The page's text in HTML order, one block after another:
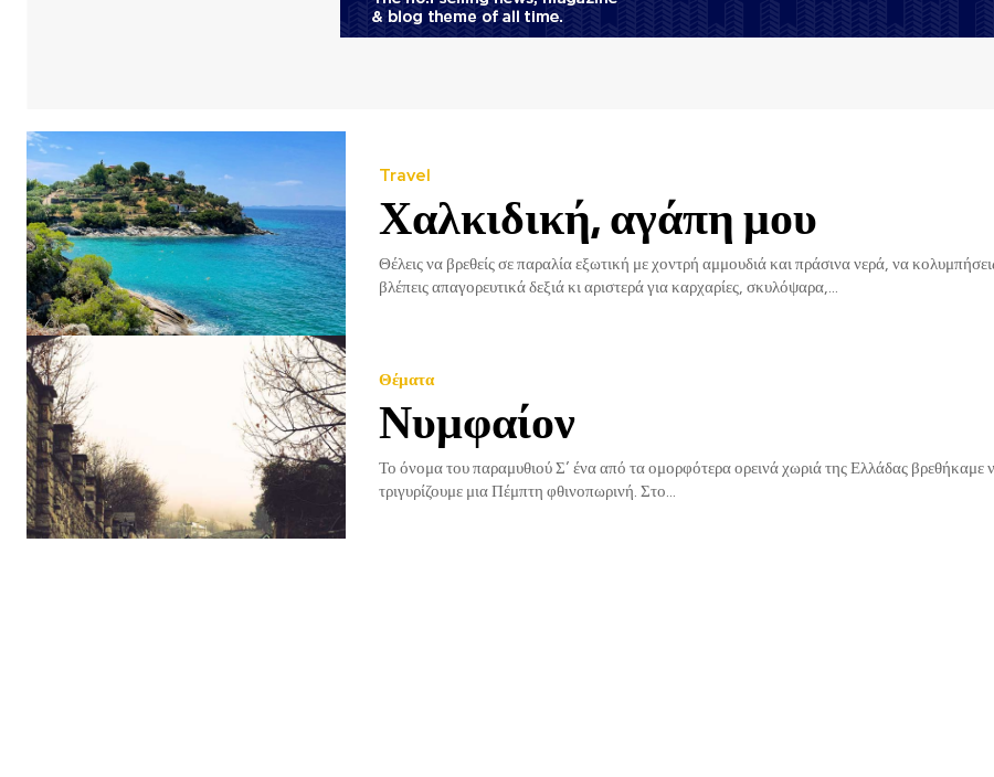
Travel
Χαλκιδική, αγάπη μου
Θέλεις να βρεθείς σε παραλία εξωτική με χοντρή αμμουδιά και πράσινα νερά, να
βλέπεις απαγορευτικά δεξιά κι αριστερά για καρχαρίες, σκυλόψαρα,...
Θέματα
Νυμφαίον
Το όνομα του παραμυθιού Σ’ ένα από τα ομορφότερα ορεινά χωριά της Ελλάδας βρεθήκαμε να
τριγυρίζουμε μια Πέμπτη φθινοπωρινή. Στο...